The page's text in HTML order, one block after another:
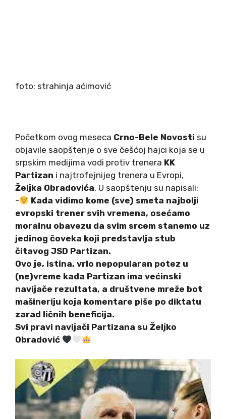
foto: strahinja aćimović
Početkom ovog meseca Crno-Bele Novosti su
objavile saopštenje o sve češćoj hajci koja se u
srpskim medijima vodi protiv trenera KK
Partizan i najtrofejnijeg trenera u Evropi,
Željka Obradovića. U saopštenju su napisali:
-
Kada vidimo kome (sve) smeta najbolji
evropski trener svih vremena, osećamo
moralnu obavezu da svim srcem stanemo uz
jedinog čoveka koji predstavlja stub
čitavog JSD Partizan.
Ovo je, istina, vrlo nepopularan potez u
(ne)vreme kada Partizan ima većinski
navijače rezultata, a društvene mreže bot
mašineriju koja komentare piše po diktatu
zarad ličnih beneficija.
Svi pravi navijači Partizana su Željko
Obradović